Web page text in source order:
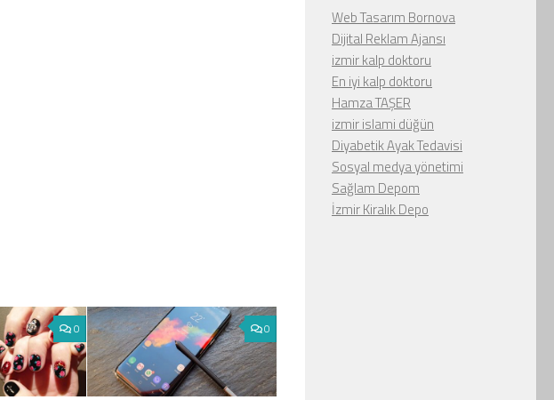
0 0
Web Tasarım Bornova
Dijital Reklam Ajansı
izmir kalp doktoru
En iyi kalp doktoru
Hamza TAŞER
izmir islami düğün
Diyabetik Ayak Tedavisi
Sosyal medya yönetimi
Sağlam Depom
İzmir Kiralık Depo